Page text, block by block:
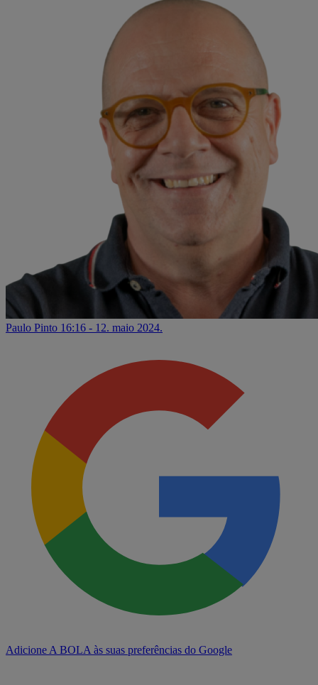
Paulo Pinto 16:16 - 12. maio 2024.
Adicione A BOLA às suas preferências do Google